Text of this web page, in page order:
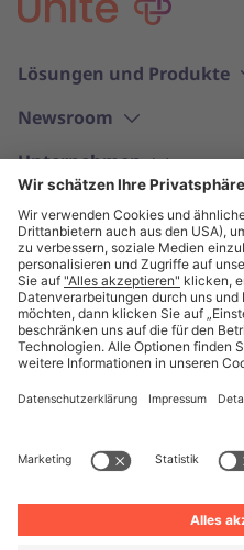
Lösungen und Produkte
Newsroom
Unternehmen
Deutsch